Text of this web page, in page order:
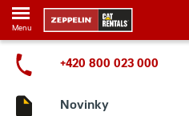
Menu
+420 800 023 000
Novinky